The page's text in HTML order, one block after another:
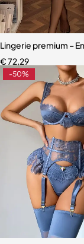
Lingerie premium –
€72,29
-50%